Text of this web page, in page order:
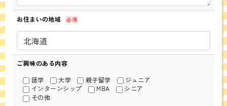
お住まいの地域 必須
ご興味のある内容
語学
大学 親子留学
ジュニア
インターンシップ
MBA
シニア
その他